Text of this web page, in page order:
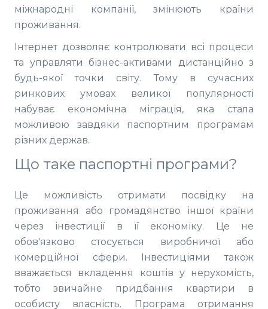
міжнародні компанії, змінюють країни
проживання.
Інтернет дозволяє контролювати всі процеси
та управляти бізнес-активами дистанційно з
будь-якої точки світу. Тому в сучасних
ринкових умовах великої популярності
набуває економічна міграція, яка стала
можливою завдяки паспортним програмам
різних держав.
Що таке паспортні програми?
Це можливість отримати посвідку на
проживання або громадянство іншої країни
через інвестиції в її економіку. Це не
обов'язково стосується виробничої або
комерційної сфери. Інвестиціями також
вважається вкладення коштів у нерухомість,
тобто звичайне придбання квартири в
особисту власність. Програма отримання